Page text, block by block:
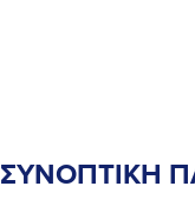
ΣΥΝΟΠΤΙΚΗ